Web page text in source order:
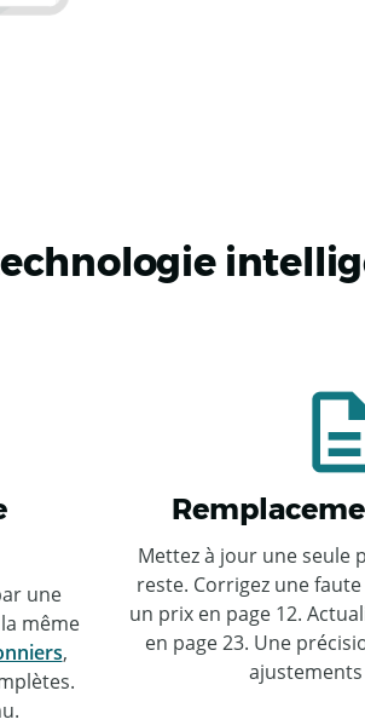
une
même
,
Mettez à jour une seule
reste. Corrigez une
un prix en page 12.
en page 23. Une